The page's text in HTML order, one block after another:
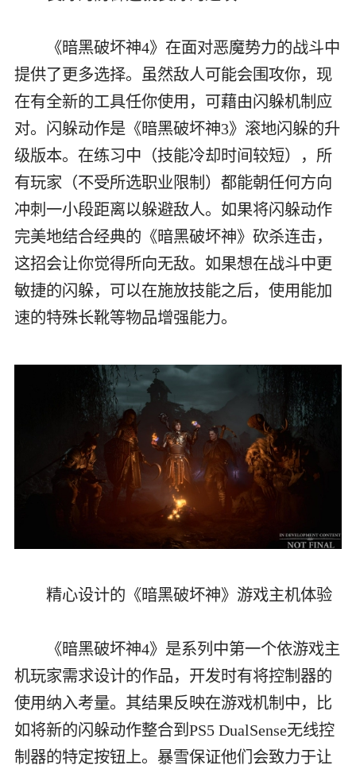
《暗黑破坏神4》在面对恶魔势力的战斗中
提供了更多选择。虽然敌人可能会围攻你，现
在有全新的工具任你使用，可藉由闪躲机制应
对。闪躲动作是《暗黑破坏神3》滚地闪躲的升
级版本。在练习中（技能冷却时间较短），所
有玩家（不受所选职业限制）都能朝任何方向
冲刺一小段距离以躲避敌人。如果将闪躲动作
完美地结合经典的《暗黑破坏神》砍杀连击，
这招会让你觉得所向无敌。如果想在战斗中更
敏捷的闪躲，可以在施放技能之后，使用能加
速的特殊长靴等物品增强能力。
精心设计的《暗黑破坏神》游戏主机体验
《暗黑破坏神4》是系列中第一个依游戏主
机玩家需求设计的作品，开发时有将控制器的
使用纳入考量。其结果反映在游戏机制中，比
如将新的闪躲动作整合到PS5 DualSense无线控
制器的特定按钮上。暴雪保证他们会致力于让